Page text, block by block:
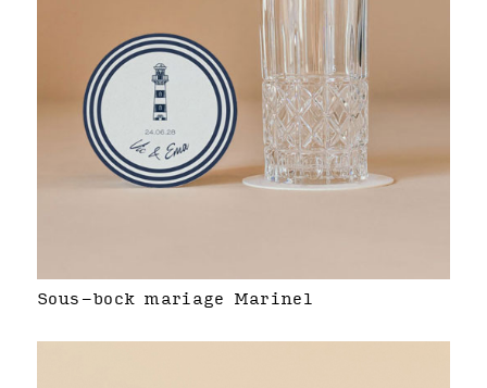
Sous-bock mariage Marinel